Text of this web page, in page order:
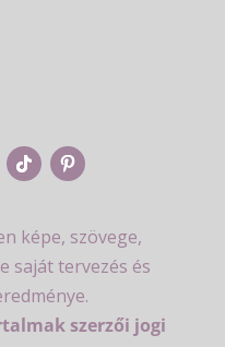
képe, szövege,
saját tervezés és
szerzői jogi